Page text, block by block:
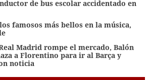
de bus escolar accidentado en
famosos más bellos en la música,
Madrid rompe el mercado, Balón
a Florentino para ir al Barça y
noticia